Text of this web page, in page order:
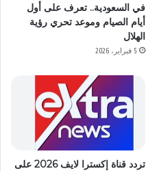
في السعودية.. تعرف على أول
أيام الصيام وموعد تحري رؤية
الهلال
5 فبراير، 2026
تردد قناة إكسترا لايف 2026 على